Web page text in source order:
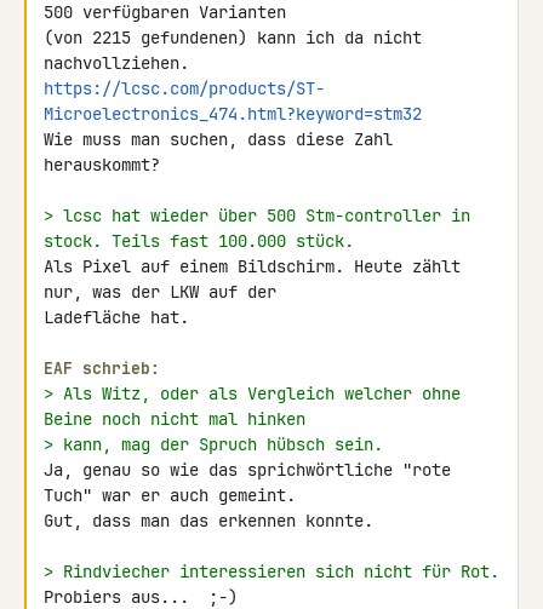
500 verfügbaren Varianten
(von 2215 gefundenen) kann ich da nicht
https://lcsc.com/products/ST-
Microelectronics_474.html?keyword=stm32
Wie muss man suchen, dass diese Zahl
herauskommt?
> lcsc hat wieder über 500 Stm-controller in
stock. Teils fast 100.000 stück.
Als Pixel auf einem Bildschirm. Heute zählt
nur, was der LKW auf der
Ladefläche hat.
EAF schrieb:
> Als Witz, oder als Vergleich welcher ohne
Beine noch nicht mal hinken
> kann, mag der Spruch hübsch sein.
Ja, genau so wie das sprichwörtliche "rote
Tuch" war er auch gemeint.
Gut, dass man das erkennen konnte.
> Rindviecher interessieren sich nicht für Rot.
Probiers aus...  ;-)